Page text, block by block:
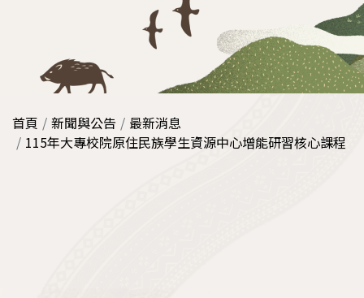
大學入學升學網
技專校院招生策略委員會
教育部MATA獎得獎作品
助學與獎勵
首頁 新聞與公告
最新消息
115年大專校院原住民族學生資源中心增能研習核心課程